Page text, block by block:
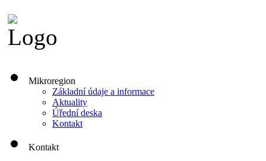
Mikroregion
Základní údaje a informace
Aktuality
Úřední deska
Kontakt
Kontakt